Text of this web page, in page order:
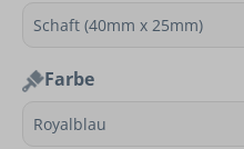
Farbe